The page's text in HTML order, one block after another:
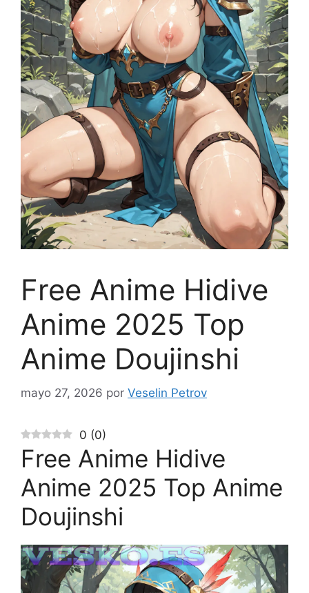
Free Anime Hidive
Anime 2025 Top
Anime Doujinshi
mayo 27, 2026 por Veselin Petrov
0 (0)
Free Anime Hidive
Anime 2025 Top Anime
Doujinshi